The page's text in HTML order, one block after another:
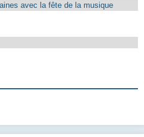
avec la fête de la musique